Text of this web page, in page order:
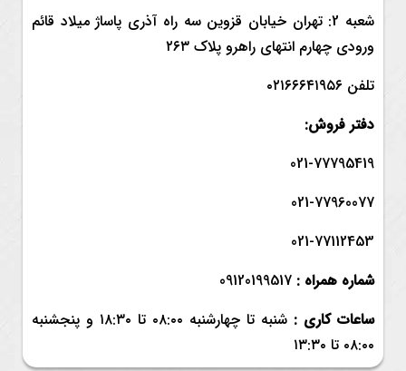
شعبه 2: تهران خیابان قزوین سه راه آذری پاساژ میلاد قائم
ورودی چهارم انتهای راهرو پلاک ۲۶۳
تلفن ۰۲۱۶۶۶۴۱۹۵۶
دفتر فروش:
021-77795419
021-77960077
021-77112453
شماره همراه : 09120199517
ساعات کاری : شنبه تا چهارشنبه ۰۸:۰۰ تا ۱۸:۳۰ و
پنجشنبه
۰۸:۰۰ تا ۱۳:۳۰